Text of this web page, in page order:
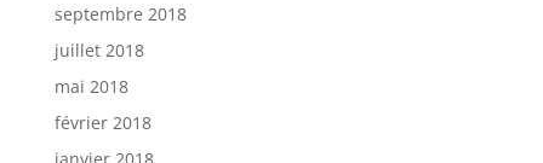
septembre 2018
juillet 2018
mai 2018
février 2018
janvier 2018